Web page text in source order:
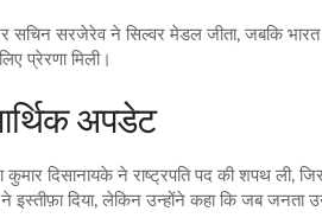
सचिन सरजेरेव ने सिल्वर मेडल जीता, जबकि
प्रेरणा मिली।
अपडेट
कुमार दिसानायके ने राष्ट्रपति पद की शपथ ली,
इस्तीफ़ा दिया, लेकिन उन्होंने कहा कि जब जनता